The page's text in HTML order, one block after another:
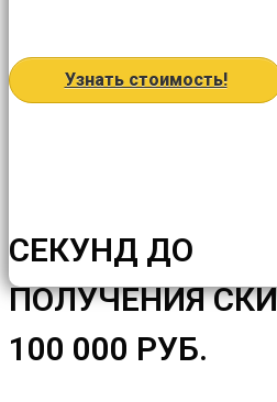
Узнать стоимость!
СЕКУНД ДО
ПОЛУЧЕНИЯ
100 000 РУБ.